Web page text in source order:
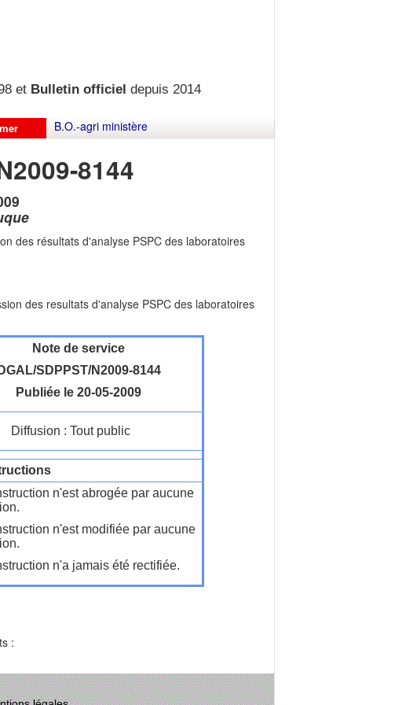
et Bulletin officiel depuis 2014
B.O.-agri ministère
8144
des résultats d'analyse PSPC des laboratoires
des resultats d'analyse PSPC des laboratoires
Note de service
DGAL/SDPPST/N2009-8144
Publiée le 20-05-2009
Diffusion : Tout public
n'est abrogée par aucune
n'est modifiée par aucune
n'a jamais été rectifiée.
: